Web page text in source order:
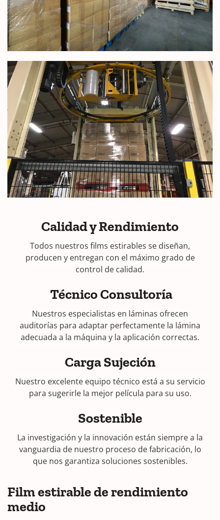
Calidad y Rendimiento
Todos nuestros films estirables se diseñan,
producen y entregan con el máximo grado de
control de calidad.
Técnico Consultoría
Nuestros especialistas en láminas ofrecen
auditorías para adaptar perfectamente la lámina
adecuada a la máquina y la aplicación correctas.
Carga Sujeción
Nuestro excelente equipo técnico está a su servicio
para sugerirle la mejor película para su uso.
Sostenible
La investigación y la innovación están siempre a la
vanguardia de nuestro proceso de fabricación, lo
que nos garantiza soluciones sostenibles.
Film estirable de rendimiento
medio